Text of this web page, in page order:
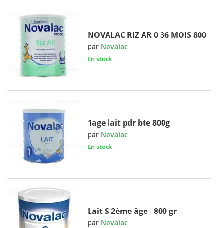
NOVALAC RIZ AR 0 36 MOIS 800
par Novalac
En stock
1age lait pdr bte 800g
par Novalac
En stock
Lait S 2ème âge - 800 gr
par Novalac